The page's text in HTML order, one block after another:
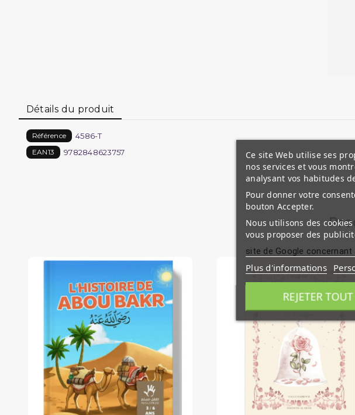
Détails du produit
Référence 4586-T
EAN13 9782848623757
Ce site Web utilise ses
nos services et vous
analysant vos habitudes
Pour donner votre
bouton Accepter.
Nous utilisons des
vous proposer des
site de Google
Plus d'informations
REJETER TOUT